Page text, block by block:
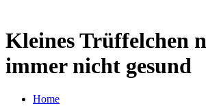
Kleines Trüffelchen
immer nicht gesund
Home